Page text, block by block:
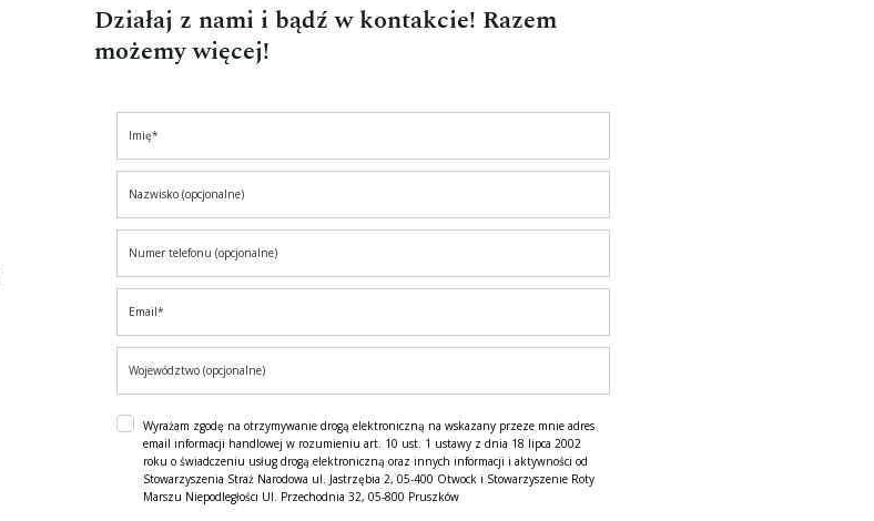
Działaj z nami i bądź w kontakcie! Razem
możemy więcej!
Wyrażam zgodę na otrzymywanie drogą elektroniczną na wskazany przeze mnie adres
email informacji handlowej w rozumieniu art. 10 ust. 1 ustawy z dnia 18 lipca 2002
roku o świadczeniu usług drogą elektroniczną oraz innych informacji i aktywności od
Stowarzyszenia Straż Narodowa ul. Jastrzębia 2, 05-400 Otwock i Stowarzyszenie Roty
Marszu Niepodległości Ul. Przechodnia 32, 05-800 Pruszków